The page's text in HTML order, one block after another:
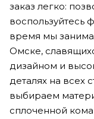
заказ легко:
воспользуйтесь
время мы
Омске,
дизайном и
деталях на всех
выбираем
сплоченной